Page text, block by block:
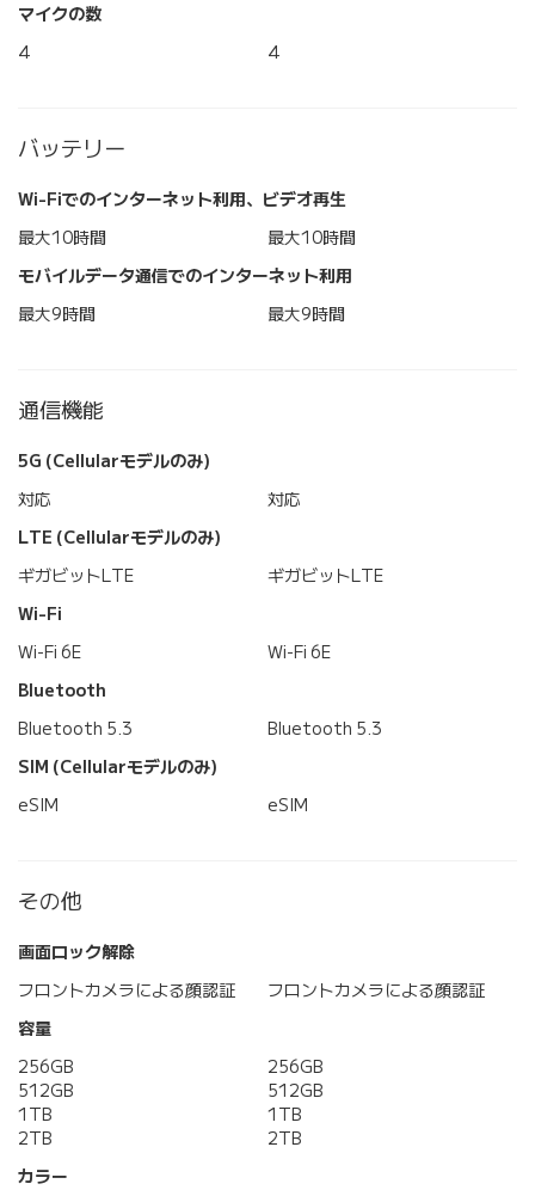
マイクの数
4
4
バッテリー
Wi-Fiでのインターネット利用、ビデオ再生
最大10時間
最大10時間
モバイルデータ通信でのインターネット利用
最大9時間
最大9時間
通信機能
5G (Cellularモデルのみ)
対応
対応
LTE (Cellularモデルのみ)
ギガビットLTE
ギガビットLTE
Wi-Fi
Wi-Fi 6E
Wi-Fi 6E
Bluetooth
Bluetooth 5.3
Bluetooth 5.3
SIM (Cellularモデルのみ)
eSIM
eSIM
その他
画面ロック解除
フロントカメラによる顔認証
フロントカメラによる顔認証
容量
256GB
512GB
1TB
2TB
256GB
512GB
1TB
2TB
カラー